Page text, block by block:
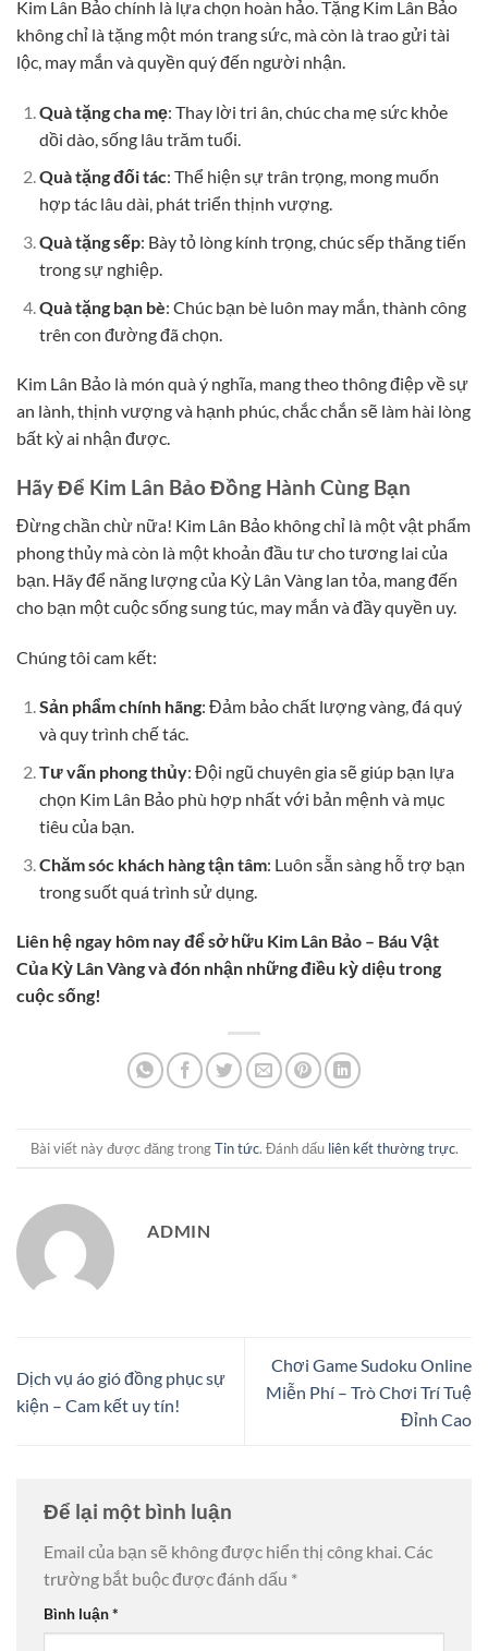
Kim Lân Bảo chính là lựa chọn hoàn hảo. Tặng Kim Lân Bảo
không chỉ là tặng một món trang sức, mà còn là trao gửi tài
lộc, may mắn và quyền quý đến người nhận.
Quà tặng cha mẹ: Thay lời tri ân, chúc cha mẹ sức khỏe
dồi dào, sống lâu trăm tuổi.
Quà tặng đối tác: Thể hiện sự trân trọng, mong muốn
hợp tác lâu dài, phát triển thịnh vượng.
Quà tặng sếp: Bày tỏ lòng kính trọng, chúc sếp thăng tiến
trong sự nghiệp.
Quà tặng bạn bè: Chúc bạn bè luôn may mắn, thành công
trên con đường đã chọn.
Kim Lân Bảo là món quà ý nghĩa, mang theo thông điệp về sự
an lành, thịnh vượng và hạnh phúc, chắc chắn sẽ làm hài lòng
bất kỳ ai nhận được.
Hãy Để Kim Lân Bảo Đồng Hành Cùng Bạn
Đừng chần chừ nữa! Kim Lân Bảo không chỉ là một vật phẩm
phong thủy mà còn là một khoản đầu tư cho tương lai của
bạn. Hãy để năng lượng của Kỳ Lân Vàng lan tỏa, mang đến
cho bạn một cuộc sống sung túc, may mắn và đầy quyền uy.
Chúng tôi cam kết:
Sản phẩm chính hãng: Đảm bảo chất lượng vàng, đá quý
và quy trình chế tác.
Tư vấn phong thủy: Đội ngũ chuyên gia sẽ giúp bạn lựa
chọn Kim Lân Bảo phù hợp nhất với bản mệnh và mục
tiêu của bạn.
Chăm sóc khách hàng tận tâm: Luôn sẵn sàng hỗ trợ bạn
trong suốt quá trình sử dụng.
Liên hệ ngay hôm nay để sở hữu Kim Lân Bảo – Báu Vật
Của Kỳ Lân Vàng và đón nhận những điều kỳ diệu trong
cuộc sống!
Bài viết này được đăng trongTin tức. Đánh dấu liên kết thường trực.
ADMIN
Dịch vụ áo gió đồng phục sự
kiện – Cam kết uy tín!
Chơi Game Sudoku Online
Miễn Phí – Trò Chơi Trí Tuệ
Đỉnh Cao
Để lại một bình luận
Email của bạn sẽ không được hiển thị công khai.Các
trường bắt buộc được đánh dấu *
Bình luận*